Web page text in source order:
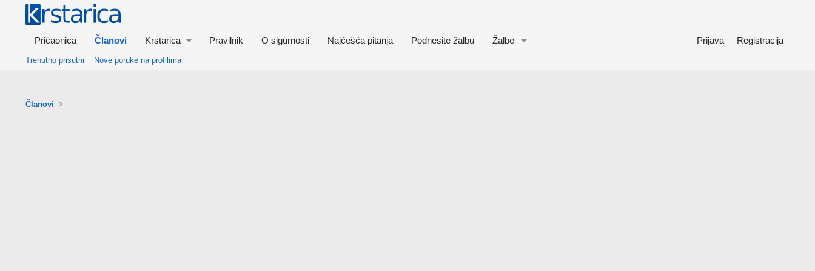
Pričaonica Članovi Krstarica Pravilnik O sigurnosti Najćešća pitanja Podnesite žalbu Žalbe Prijava Registracija
Trenutno prisutni Nove poruke na profilima
Članovi